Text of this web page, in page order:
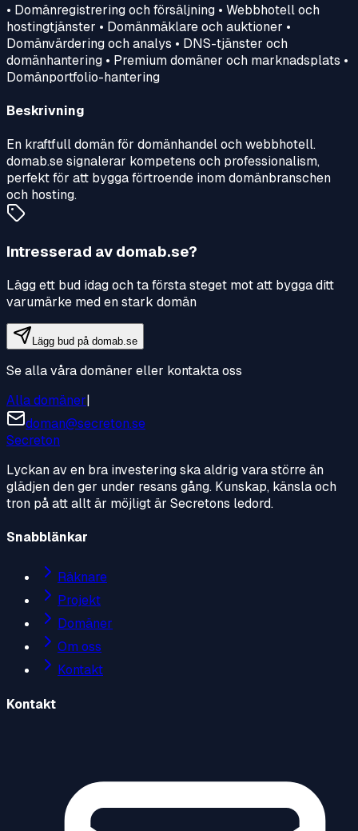
• Domänregistrering och försäljning • Webbhotell och
hostingtjänster • Domänmäklare och auktioner •
Domänvärdering och analys • DNS-tjänster och
domänhantering • Premium domäner och marknadsplats •
Domänportfolio-hantering
Beskrivning
En kraftfull domän för domänhandel och webbhotell.
domab.se signalerar kompetens och professionalism,
perfekt för att bygga förtroende inom domänbranschen
och hosting.
Intresserad av domab.se?
Lägg ett bud idag och ta första steget mot att bygga ditt
varumärke med en stark domän
Lägg bud på domab.se
Se alla våra domäner eller kontakta oss
Alla domäner|
doman@secreton.se
Secreton
Lyckan av en bra investering ska aldrig vara större än
glädjen den ger under resans gång. Kunskap, känsla och
tron på att allt är möjligt är Secretons ledord.
Snabblänkar
Räknare
Projekt
Domäner
Om oss
Kontakt
Kontakt